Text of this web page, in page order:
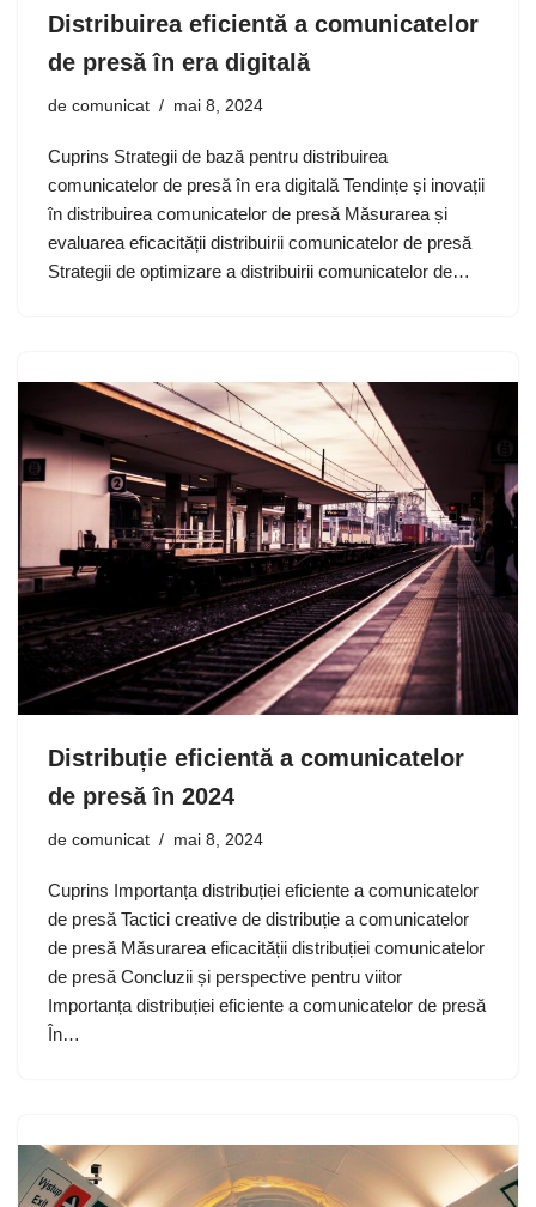
Distribuirea eficientă a comunicatelor
de presă în era digitală
de comunicat mai 8, 2024
Cuprins Strategii de bază pentru distribuirea
comunicatelor de presă în era digitală Tendințe și inovații
în distribuirea comunicatelor de presă Măsurarea și
evaluarea eficacității distribuirii comunicatelor de presă
Strategii de optimizare a distribuirii comunicatelor de…
Distribuție eficientă a comunicatelor
de presă în 2024
de comunicat mai 8, 2024
Cuprins Importanța distribuției eficiente a comunicatelor
de presă Tactici creative de distribuție a comunicatelor
de presă Măsurarea eficacității distribuției comunicatelor
de presă Concluzii și perspective pentru viitor
Importanța distribuției eficiente a comunicatelor de presă
În…